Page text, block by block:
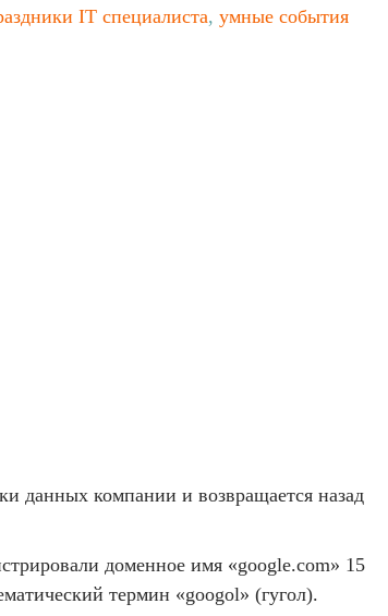
IT специалиста, умные события
данных компании и возвращается назад
доменное имя «google.com» 15
термин «googol» (гугол).